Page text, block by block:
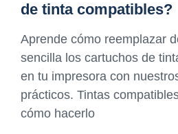
de tinta compatibles?
Aprende cómo reemplazar
sencilla los cartuchos de
en tu impresora con
prácticos. Tintas
cómo hacerlo